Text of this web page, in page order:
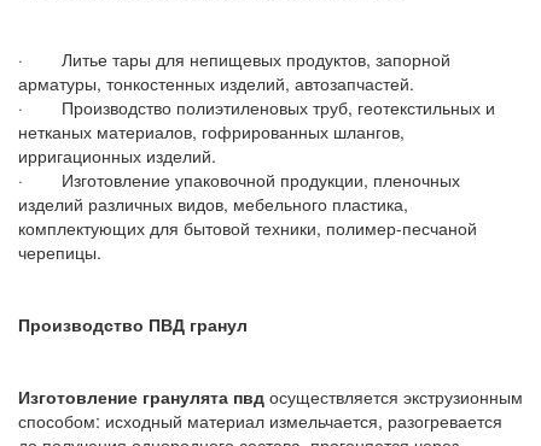
· Литье тары для непищевых продуктов, запорной
арматуры, тонкостенных изделий, автозапчастей.
· Производство полиэтиленовых труб, геотекстильных и
нетканых материалов, гофрированных шлангов,
ирригационных изделий.
· Изготовление упаковочной продукции, пленочных
изделий различных видов, мебельного пластика,
комплектующих для бытовой техники, полимер-песчаной
черепицы.
Производство ПВД гранул
Изготовление гранулята пвд осуществляется экструзионным
способом: исходный материал измельчается, разогревается